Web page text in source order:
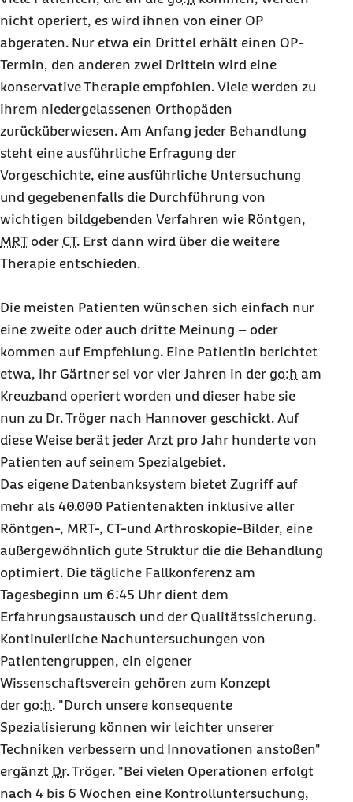
So zum Beispiel Vivienne. Nach einer harmlosen Gelenkspiegelung
im örtlichen Krankenhaus bekam die 23-Jährige im Frühsommer
auf einmal starke Schmerzen im Knie. Ihr frisch getrauter
humpelte schwerfällig an Krücken durchs Haus. Ein Albtraum für
in der Natur unterwegs ist. "Ich hatte schon einige Zeit Probleme
mit meinem rechten Knie", erinnert sich die junge Frau. "Auf einem
Sommerfest fühlte ich dann nach dem Aufstehen plötzlich
stechende Schmerzen und konnte kaum noch laufen." Verdacht
auf Meniskusverletzung, urteilte der erste Orthopäde. Die
wochenlange Einnahme von Medikamenten half jedoch nicht. Die
krankgeschrieben, an längeres Tanzen mit dem Ehemann war
nicht zu denken. Der nächste Orthopäde diagnostizierte eine
Schleimhautfalte und überwies sie zur operativen Entfernung ins
Krankenhaus.
Nach dem eigentlich kleinen Eingriff trat jedoch Fieber auf, die
eine Notfall-OP im Gespräch", erzählt Vivienne. "Dass ich auf viele
Schmerzmittel und Antibiotika allergisch reagiere, hat die
Behandlung dann noch erschwert." 30 lange Tage lag sie im
Krankenhaus. Ihr Knie wurde schmerzhaft punktiert, schwoll
jedoch immer wieder an. Nach Wochen klang die schlimmste
Entzündung zwar ab, zurück blieben jedoch starke
war nicht möglich. Auch Krankengymnastik blieb ohne Erfolg. Aus
heutiger Sicht erzählt sie dies alles sehr gelassen. Damals war das
Ganze für sie jedoch auch psychisch ziemlich belastend. In ihrer
Verzweiflung wand Vivienne sich nach vier Monaten an die
Barmer und erhielt kurze Zeit später einen Termin an der
Dr.Tröger.
Maßnahmen wie Medikamente oder Physiotherapie können hier
nicht helfen. Vivienne stimmte einer erneuten Operation zu und
nicht operiert, es wird ihnen von einer OP
abgeraten. Nur etwa ein Drittel erhält einen OP-
Termin, den anderen zwei Dritteln wird eine
konservative Therapie empfohlen. Viele werden zu
ihrem niedergelassenen Orthopäden
zurücküberwiesen. Am Anfang jeder Behandlung
steht eine ausführliche Erfragung der
Vorgeschichte, eine ausführliche Untersuchung
und gegebenenfalls die Durchführung von
wichtigen bildgebenden Verfahren wie Röntgen,
MRToder CT. Erst dann wird über die weitere
Therapie entschieden.
Die meisten Patienten wünschen sich einfach nur
eine zweite oder auch dritte Meinung – oder
kommen auf Empfehlung. Eine Patientin berichtet
etwa, ihr Gärtner sei vor vier Jahren in der go:h am
Kreuzband operiert worden und dieser habe sie
nun zu Dr. Tröger nach Hannover geschickt. Auf
diese Weise berät jeder Arzt pro Jahr hunderte von
Patienten auf seinem Spezialgebiet.
Das eigene Datenbanksystem bietet Zugriff auf
mehr als 40.000 Patientenakten inklusive aller
Röntgen-, MRT-, CT-und Arthroskopie-Bilder, eine
außergewöhnlich gute Struktur die die Behandlung
optimiert. Die tägliche Fallkonferenz am
Tagesbeginn um 6:45 Uhr dient dem
Erfahrungsaustausch und der Qualitätssicherung.
Kontinuierliche Nachuntersuchungen von
Patientengruppen, ein eigener
Wissenschaftsverein gehören zum Konzept
der go:h. "Durch unsere konsequente
Spezialisierung können wir leichter unserer
Techniken verbessern und Innovationen anstoßen"
ergänzt Dr.Tröger. "Bei vielen Operationen erfolgt
nach 4 bis 6 Wochen eine Kontrolluntersuchung,